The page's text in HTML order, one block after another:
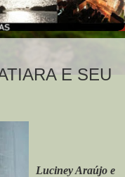
E SEU
Luciney Araújo e